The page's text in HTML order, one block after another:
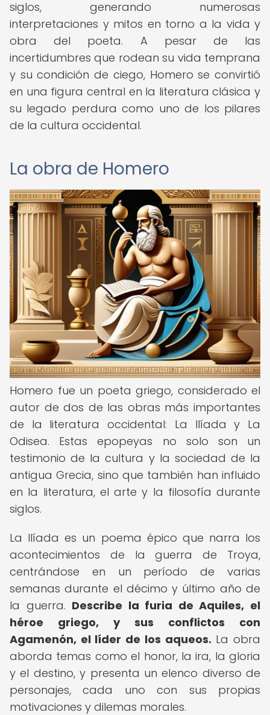
siglos, generando numerosas
interpretaciones y mitos en torno a la vida y
obra del poeta. A pesar de las
incertidumbres que rodean su vida temprana
y su condición de ciego, Homero se convirtió
en una figura central en la literatura clásica y
su legado perdura como uno de los pilares
de la cultura occidental.
La obra de Homero
Homero fue un poeta griego, considerado el
autor de dos de las obras más importantes
de la literatura occidental: La Ilíada y La
Odisea. Estas epopeyas no solo son un
testimonio de la cultura y la sociedad de la
antigua Grecia, sino que también han influido
en la literatura, el arte y la filosofía durante
siglos.
La Ilíada es un poema épico que narra los
acontecimientos de la guerra de Troya,
centrándose en un período de varias
semanas durante el décimo y último año de
la guerra. Describe la furia de Aquiles, el
héroe griego, y sus conflictos con
Agamenón, el líder de los aqueos. La obra
aborda temas como el honor, la ira, la gloria
y el destino, y presenta un elenco diverso de
personajes, cada uno con sus propias
motivaciones y dilemas morales.